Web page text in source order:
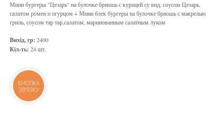
Мини бургеры "Цезарь" на булочке бриошь с курицей су вид, соусом Цезарь,
салатом ромен и огурцом + Мини блек бургеры на булочке бриошь с макрелью
гриль, соусом тар тар,салатом, маринованным салатным луком
Вихід, гр: 2400
Кіл-ть: 24 шт.
КНОПКА
ЗВ'ЯЗКУ